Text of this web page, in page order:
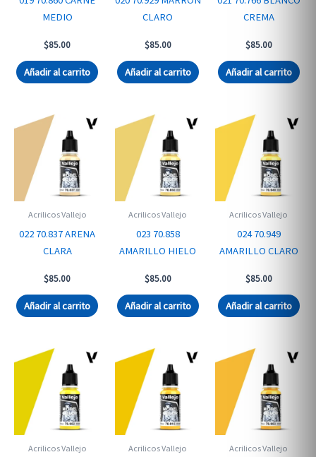
MEDIO
$85.00
Añadir al carrito
CLARO
$85.00
Añadir al carrito
CREMA
$85.00
Añadir al carrito
Acrilicos Vallejo
022 70.837 ARENA
CLARA
$85.00
Añadir al carrito
Acrilicos Vallejo
023 70.858
AMARILLO HIELO
$85.00
Añadir al carrito
Acrilicos Vallejo
024 70.949
AMARILLO CLARO
$85.00
Añadir al carrito
Acrilicos Vallejo Acrilicos Vallejo Acrilicos Vallejo